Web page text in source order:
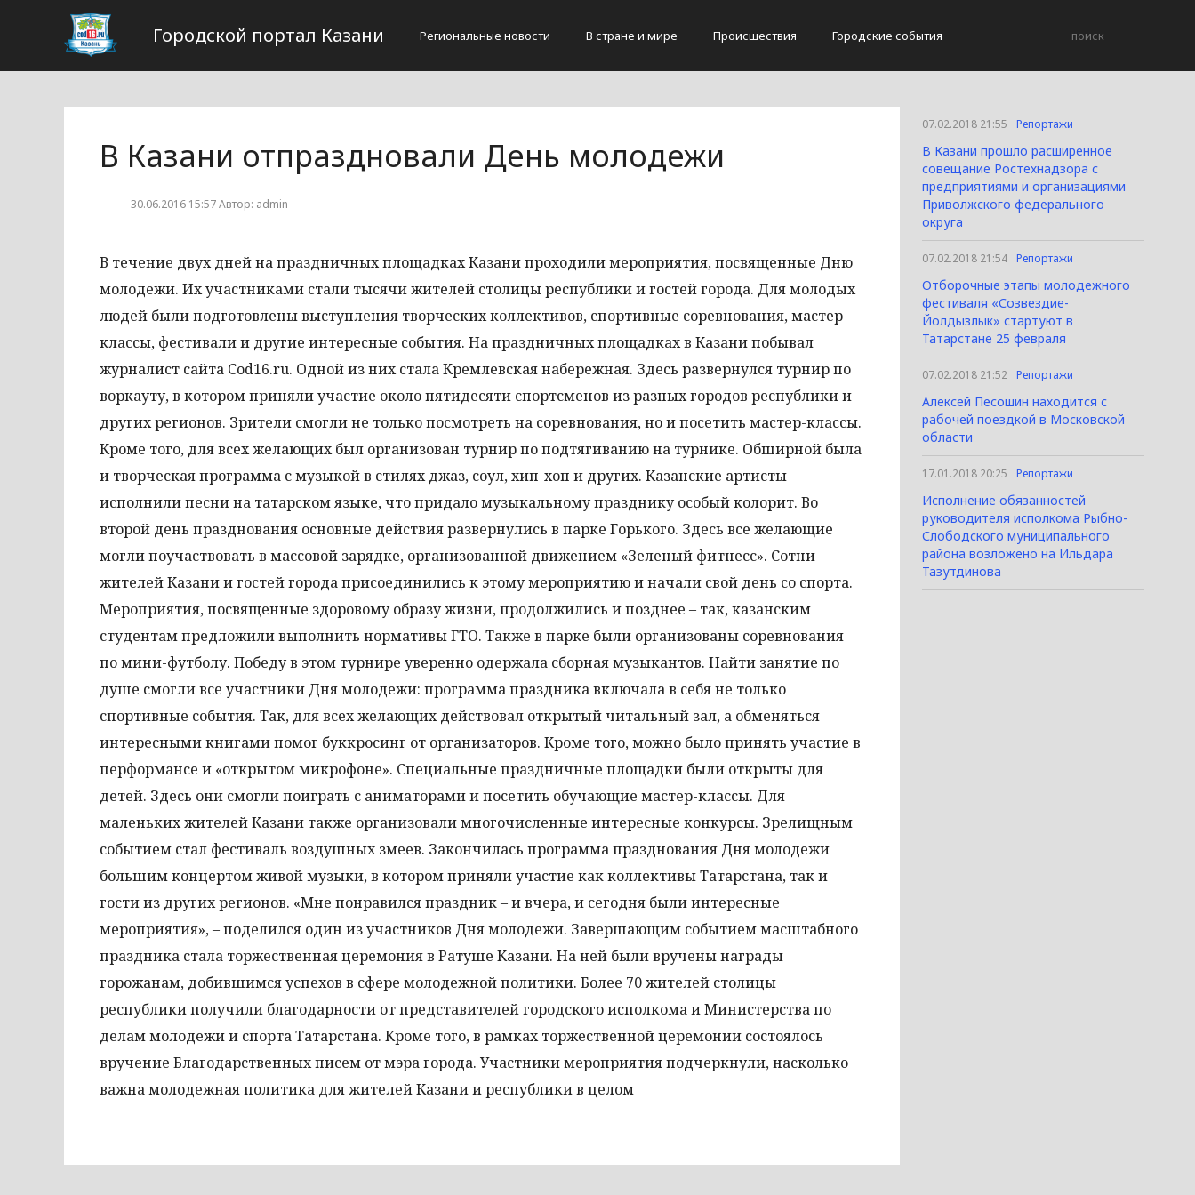
Городской портал Казани Региональные новости В стране и мире Происшествия Городские события
В Казани отпраздновали День молодежи
30.06.2016 15:57 Автор: admin
В течение двух дней на праздничных площадках Казани проходили мероприятия, посвященные Дню
молодежи. Их участниками стали тысячи жителей столицы республики и гостей города. Для молодых
людей были подготовлены выступления творческих коллективов, спортивные соревнования, мастер-
классы, фестивали и другие интересные события. На праздничных площадках в Казани побывал
журналист сайта Cod16.ru. Одной из них стала Кремлевская набережная. Здесь развернулся турнир по
воркауту, в котором приняли участие около пятидесяти спортсменов из разных городов республики и
других регионов. Зрители смогли не только посмотреть на соревнования, но и посетить мастер-классы.
Кроме того, для всех желающих был организован турнир по подтягиванию на турнике. Обширной была
и творческая программа с музыкой в стилях джаз, соул, хип-хоп и других. Казанские артисты
исполнили песни на татарском языке, что придало музыкальному празднику особый колорит. Во
второй день празднования основные действия развернулись в парке Горького. Здесь все желающие
могли поучаствовать в массовой зарядке, организованной движением «Зеленый фитнесс». Сотни
жителей Казани и гостей города присоединились к этому мероприятию и начали свой день со спорта.
Мероприятия, посвященные здоровому образу жизни, продолжились и позднее – так, казанским
студентам предложили выполнить нормативы ГТО. Также в парке были организованы соревнования
по мини-футболу. Победу в этом турнире уверенно одержала сборная музыкантов. Найти занятие по
душе смогли все участники Дня молодежи: программа праздника включала в себя не только
спортивные события. Так, для всех желающих действовал открытый читальный зал, а обменяться
интересными книгами помог буккросинг от организаторов. Кроме того, можно было принять участие в
перформансе и «открытом микрофоне». Специальные праздничные площадки были открыты для
детей. Здесь они смогли поиграть с аниматорами и посетить обучающие мастер-классы. Для
маленьких жителей Казани также организовали многочисленные интересные конкурсы. Зрелищным
событием стал фестиваль воздушных змеев. Закончилась программа празднования Дня молодежи
большим концертом живой музыки, в котором приняли участие как коллективы Татарстана, так и
гости из других регионов. «Мне понравился праздник – и вчера, и сегодня были интересные
мероприятия», – поделился один из участников Дня молодежи. Завершающим событием масштабного
праздника стала торжественная церемония в Ратуше Казани. На ней были вручены награды
горожанам, добившимся успехов в сфере молодежной политики. Более 70 жителей столицы
республики получили благодарности от представителей городского исполкома и Министерства по
делам молодежи и спорта Татарстана. Кроме того, в рамках торжественной церемонии состоялось
вручение Благодарственных писем от мэра города. Участники мероприятия подчеркнули, насколько
важна молодежная политика для жителей Казани и республики в целом
07.02.2018 21:55 Репортажи
В Казани прошло расширенное
совещание Ростехнадзора с
предприятиями и организациями
Приволжского федерального
округа
07.02.2018 21:54 Репортажи
Отборочные этапы молодежного
фестиваля «Созвездие-
Йолдызлык» стартуют в
Татарстане 25 февраля
07.02.2018 21:52 Репортажи
Алексей Песошин находится с
рабочей поездкой в Московской
области
17.01.2018 20:25 Репортажи
Исполнение обязанностей
руководителя исполкома Рыбно-
Слободского муниципального
района возложено на Ильдара
Тазутдинова